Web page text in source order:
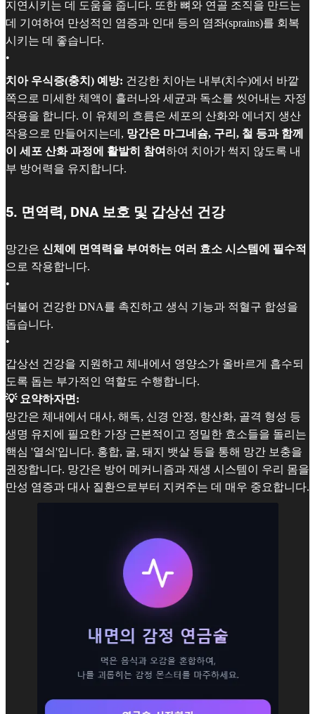
지연시키는 데 도움을 줍니다. 또한 뼈와 연골 조직을 만드는
데 기여하여 만성적인 염증과 인대 등의 염좌(sprains)를 회복
시키는 데 좋습니다.
•
치아 우식증(충치) 예방: 건강한 치아는 내부(치수)에서 바깥
쪽으로 미세한 체액이 흘러나와 세균과 독소를 씻어내는 자정
작용을 합니다. 이 유체의 흐름은 세포의 산화와 에너지 생산
작용으로 만들어지는데, 망간은 마그네슘, 구리, 철 등과 함께
이 세포 산화 과정에 활발히 참여하여 치아가 썩지 않도록 내
부 방어력을 유지합니다.
5. 면역력, DNA 보호 및 갑상선 건강
망간은 신체에 면역력을 부여하는 여러 효소 시스템에 필수적
으로 작용합니다.
•
더불어 건강한 DNA를 촉진하고 생식 기능과 적혈구 합성을
돕습니다.
•
갑상선 건강을 지원하고 체내에서 영양소가 올바르게 흡수되
도록 돕는 부가적인 역할도 수행합니다.
💡 요약하자면:
망간은 체내에서 대사, 해독, 신경 안정, 항산화, 골격 형성 등
생명 유지에 필요한 가장 근본적이고 정밀한 효소들을 돌리는
핵심 '열쇠'입니다. 홍합, 굴, 돼지 뱃살 등을 통해 망간 보충을
권장합니다. 망간은 방어 메커니즘과 재생 시스템이 우리 몸을
만성 염증과 대사 질환으로부터 지켜주는 데 매우 중요합니다.